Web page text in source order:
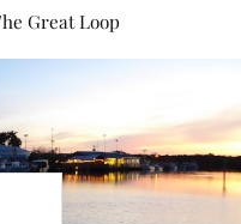
Great Loop